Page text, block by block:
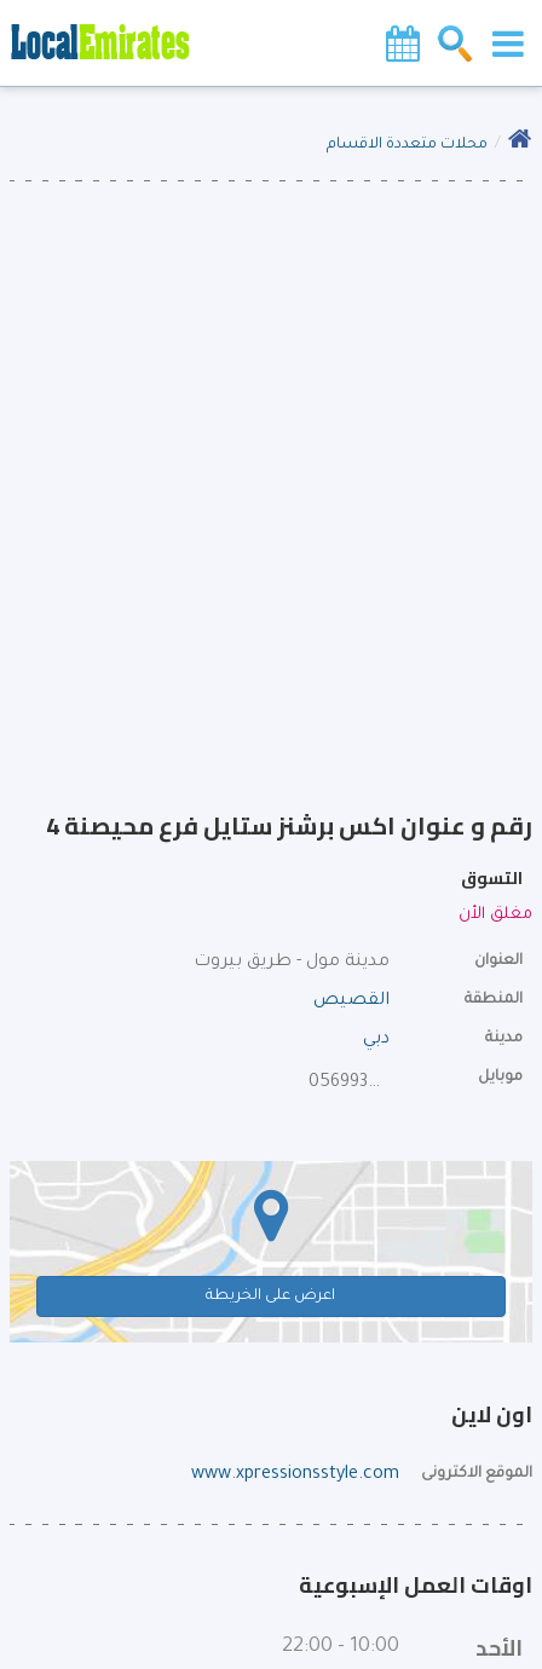
محلات متعددة الاقسام
رقم و عنوان اكس برشنز ستايل فرع محيصنة 4
التسوق
مغلق الأن
العنوان مدينة مول - طريق بيروت
المنطقة القصيص
مدينة دبي
موبايل 0569930293
اعرض على الخريطة
اون لاين
الموقع الاكترونى www.xpressionsstyle.com
اوقات العمل الإسبوعية
الأحد
10:00 - 22:00